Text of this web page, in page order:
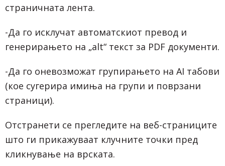
страничната лента.
-Да го исклучат автоматскиот превод и
генерирањето на „alt“ текст за PDF документи.
-Да го оневозможат групирањето на AI табови
(кое сугерира имиња на групи и поврзани
страници).
Отстранети се прегледите на веб-страниците
што ги прикажуваат клучните точки пред
кликнување на врската.